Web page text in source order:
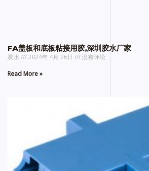
FA盖板和底板粘接用胶,深圳胶水厂家
胶水 2024年 4月 26日
没有评论
Read More »